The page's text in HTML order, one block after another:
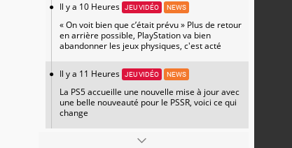
Il y a 10 Heures JEU VIDÉO NEWS
« On voit bien que c’était prévu » Plus de retour
en arrière possible, PlayStation va bien
abandonner les jeux physiques, c'est acté
Il y a 11 Heures JEU VIDÉO NEWS
La PS5 accueille une nouvelle mise à jour avec
une belle nouveauté pour le PSSR, voici ce qui
change